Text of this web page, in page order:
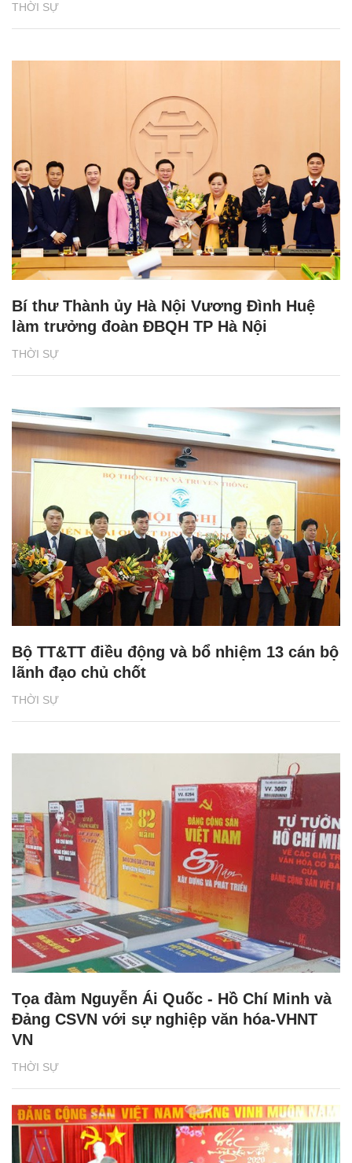
THỜI SỰ
THỜI SỰ
Bí thư Thành ủy Hà Nội Vương Đình Huệ
làm trưởng đoàn ĐBQH TP Hà Nội
THỜI SỰ
Bộ TT&TT điều động và bổ nhiệm 13 cán bộ
lãnh đạo chủ chốt
THỜI SỰ
Tọa đàm Nguyễn Ái Quốc - Hồ Chí Minh và
Đảng CSVN với sự nghiệp văn hóa-VHNT
VN